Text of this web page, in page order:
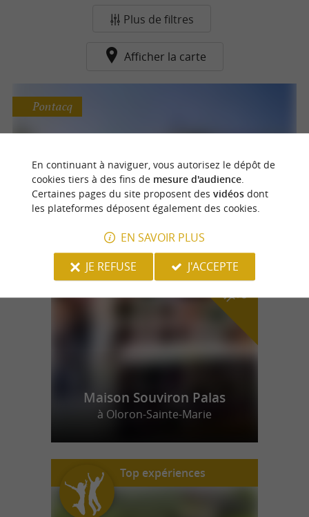
Plus de filtres
Afficher la carte
Terra Aventura Pontacq
Chasse au trésor ludique & patrimoine
Pontacq
n
o
t
r
e
c
o
u
p
d
e
c
o
e
u
r
Maison Souviron Palas
à Oloron-Sainte-Marie
Top expériences
En continuant à naviguer, vous autorisez le dépôt de
cookies tiers à des fins de mesure d'audience.
Certaines pages du site proposent des vidéosdont
les plateformes déposent également des cookies.
EN SAVOIR PLUS
JE REFUSE
J'ACCEPTE